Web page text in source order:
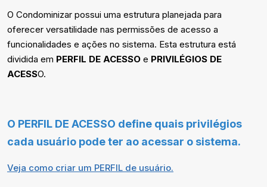
O Condominizar possui uma estrutura planejada para
oferecer versatilidade nas permissões de acesso a
funcionalidades e ações no sistema. Esta estrutura está
dividida em PERFIL DE ACESSO e PRIVILÉGIOS DE
ACESSO.
O PERFIL DE ACESSO define quais privilégios
cada usuário pode ter ao acessar o sistema.
Veja como criar um PERFIL de usuário.